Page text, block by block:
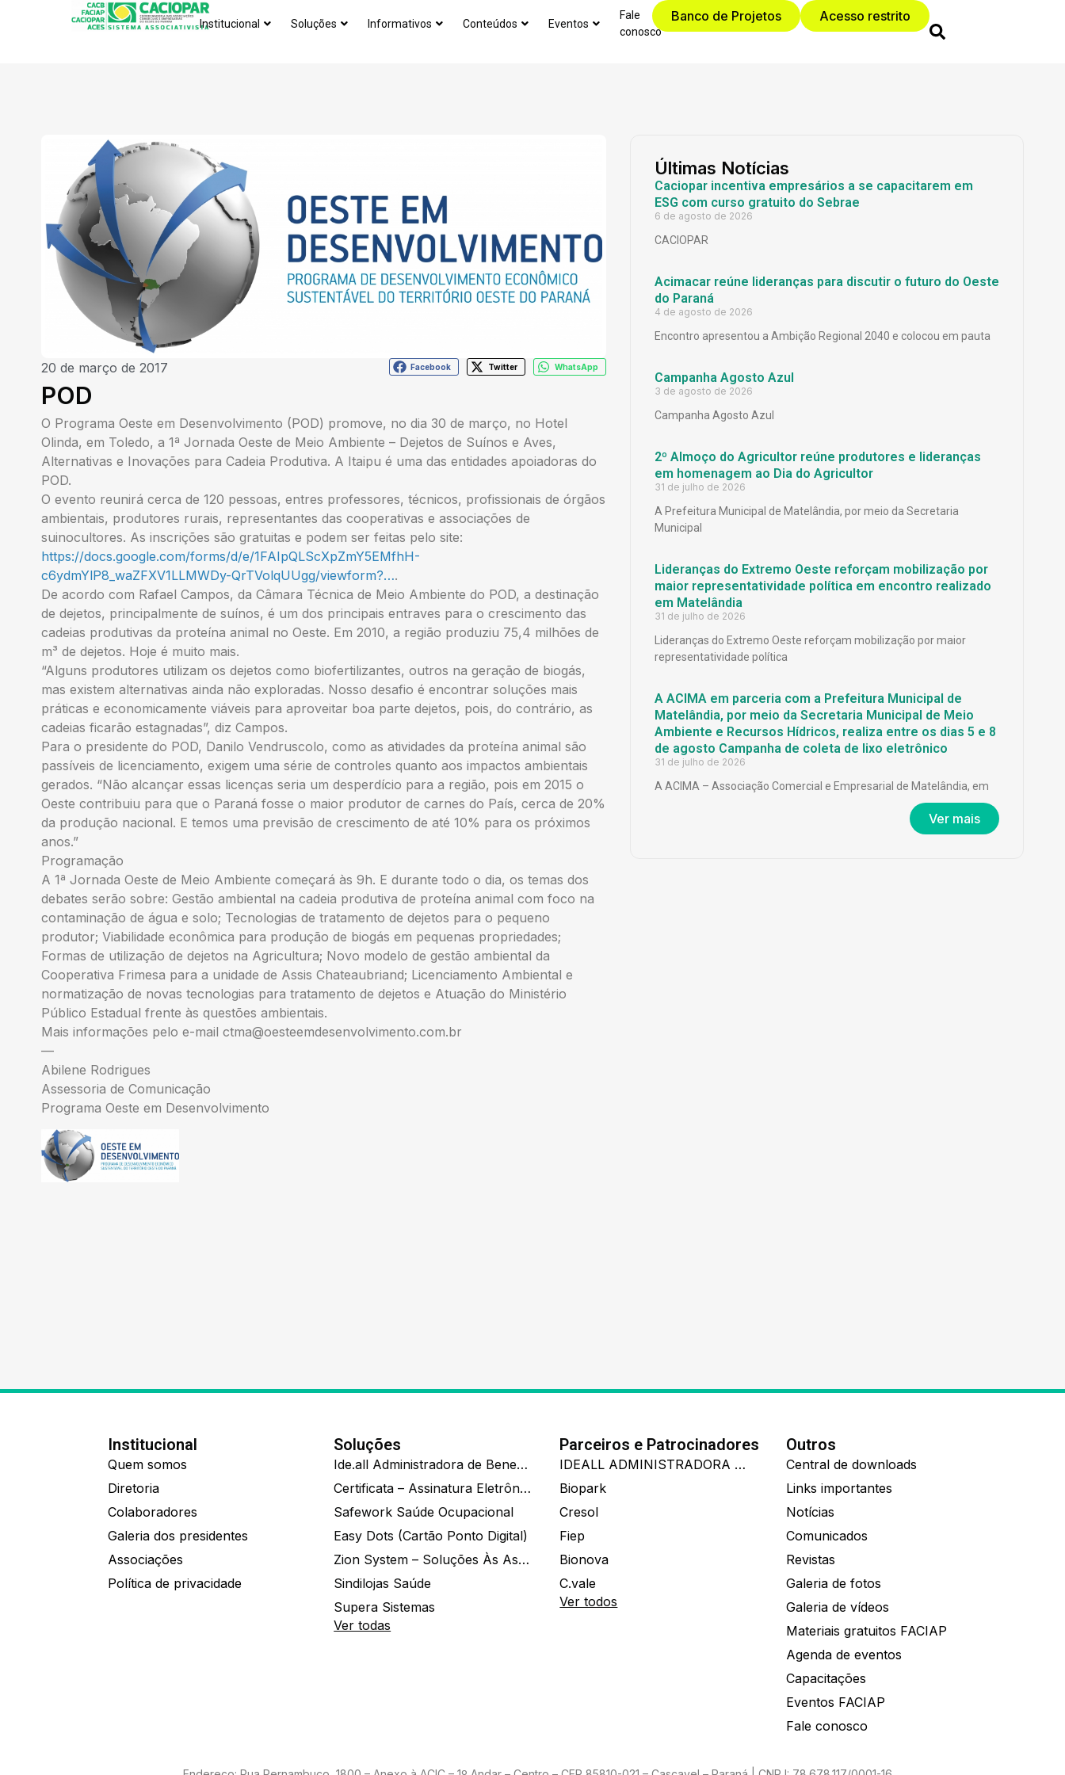
Institucional Soluções Informativos Conteúdos Eventos
Fale
conosco
Banco de Projetos Acesso restrito
20 de março de 2017 Facebook Twitter WhatsApp
POD
O Programa Oeste em Desenvolvimento (POD) promove, no dia 30 de março, no Hotel
Olinda, em Toledo, a 1ª Jornada Oeste de Meio Ambiente – Dejetos de Suínos e Aves,
Alternativas e Inovações para Cadeia Produtiva. A Itaipu é uma das entidades apoiadoras do
POD.
O evento reunirá cerca de 120 pessoas, entres professores, técnicos, profissionais de órgãos
ambientais, produtores rurais, representantes das cooperativas e associações de
suinocultores. As inscrições são gratuitas e podem ser feitas pelo site:
https://docs.google.com/forms/d/e/1FAIpQLScXpZmY5EMfhH-
c6ydmYlP8_waZFXV1LLMWDy-QrTVolqUUgg/viewform?….
De acordo com Rafael Campos, da Câmara Técnica de Meio Ambiente do POD, a destinação
de dejetos, principalmente de suínos, é um dos principais entraves para o crescimento das
cadeias produtivas da proteína animal no Oeste. Em 2010, a região produziu 75,4 milhões de
m³ de dejetos. Hoje é muito mais.
“Alguns produtores utilizam os dejetos como biofertilizantes, outros na geração de biogás,
mas existem alternativas ainda não exploradas. Nosso desafio é encontrar soluções mais
práticas e economicamente viáveis para aproveitar boa parte dejetos, pois, do contrário, as
cadeias ficarão estagnadas”, diz Campos.
Para o presidente do POD, Danilo Vendruscolo, como as atividades da proteína animal são
passíveis de licenciamento, exigem uma série de controles quanto aos impactos ambientais
gerados. “Não alcançar essas licenças seria um desperdício para a região, pois em 2015 o
Oeste contribuiu para que o Paraná fosse o maior produtor de carnes do País, cerca de 20%
da produção nacional. E temos uma previsão de crescimento de até 10% para os próximos
anos.”
Programação
A 1ª Jornada Oeste de Meio Ambiente começará às 9h. E durante todo o dia, os temas dos
debates serão sobre: Gestão ambiental na cadeia produtiva de proteína animal com foco na
contaminação de água e solo; Tecnologias de tratamento de dejetos para o pequeno
produtor; Viabilidade econômica para produção de biogás em pequenas propriedades;
Formas de utilização de dejetos na Agricultura; Novo modelo de gestão ambiental da
Cooperativa Frimesa para a unidade de Assis Chateaubriand; Licenciamento Ambiental e
normatização de novas tecnologias para tratamento de dejetos e Atuação do Ministério
Público Estadual frente às questões ambientais.
Mais informações pelo e-mail ctma@oesteemdesenvolvimento.com.br
—
Abilene Rodrigues
Assessoria de Comunicação
Programa Oeste em Desenvolvimento
Últimas Notícias
Caciopar incentiva empresários a se capacitarem em
ESG com curso gratuito do Sebrae
6 de agosto de 2026
CACIOPAR
Acimacar reúne lideranças para discutir o futuro do Oeste
do Paraná
4 de agosto de 2026
Encontro apresentou a Ambição Regional 2040 e colocou em pauta
Campanha Agosto Azul
3 de agosto de 2026
Campanha Agosto Azul
2º Almoço do Agricultor reúne produtores e lideranças
em homenagem ao Dia do Agricultor
31 de julho de 2026
A Prefeitura Municipal de Matelândia, por meio da Secretaria
Municipal
Lideranças do Extremo Oeste reforçam mobilização por
maior representatividade política em encontro realizado
em Matelândia
31 de julho de 2026
Lideranças do Extremo Oeste reforçam mobilização por maior
representatividade política
A ACIMA em parceria com a Prefeitura Municipal de
Matelândia, por meio da Secretaria Municipal de Meio
Ambiente e Recursos Hídricos, realiza entre os dias 5 e 8
de agosto Campanha de coleta de lixo eletrônico
31 de julho de 2026
A ACIMA – Associação Comercial e Empresarial de Matelândia, em
Ver mais
Institucional
Quem somos
Diretoria
Colaboradores
Galeria dos presidentes
Associações
Política de privacidade
Soluções
Ide.all Administradora de Benefícios
Certificata – Assinatura Eletrônica De Documentos
Safework Saúde Ocupacional
Easy Dots (Cartão Ponto Digital)
Zion System – Soluções Às Associações E Empresas
Sindilojas Saúde
Supera Sistemas
Ver todas
Parceiros e Patrocinadores
IDEALL ADMINISTRADORA DE BENEFÍCIOS
Biopark
Cresol
Fiep
Bionova
C.vale
Ver todos
Outros
Central de downloads
Links importantes
Notícias
Comunicados
Revistas
Galeria de fotos
Galeria de vídeos
Materiais gratuitos FACIAP
Agenda de eventos
Capacitações
Eventos FACIAP
Fale conosco